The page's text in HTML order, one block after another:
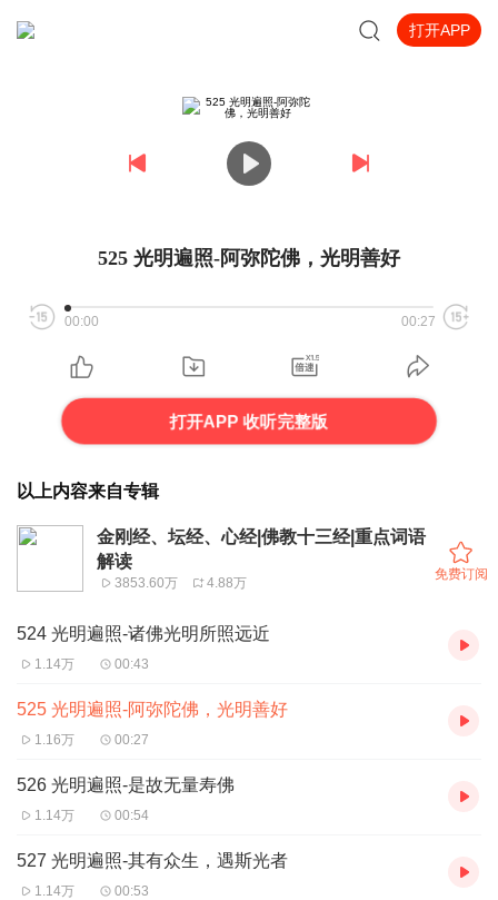
打开APP
525 光明遍照-阿弥陀佛，光明善好
00:00 00:27
打开APP 收听完整版
以上内容来自专辑
金刚经、坛经、心经|佛教十三经|重点词语
解读
3853.60万 4.88万
免费订阅
524 光明遍照-诸佛光明所照远近
1.14万 00:43
525 光明遍照-阿弥陀佛，光明善好
1.16万 00:27
526 光明遍照-是故无量寿佛
1.14万 00:54
527 光明遍照-其有众生，遇斯光者
1.14万 00:53